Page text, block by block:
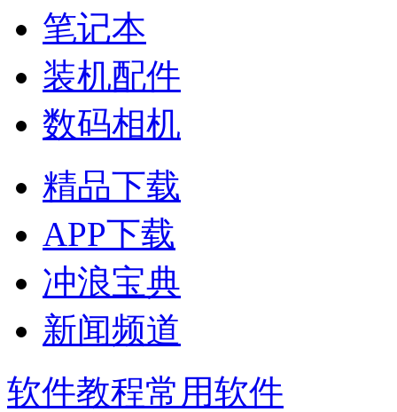
笔记本
装机配件
数码相机
精品下载
APP下载
冲浪宝典
新闻频道
软件教程常用软件